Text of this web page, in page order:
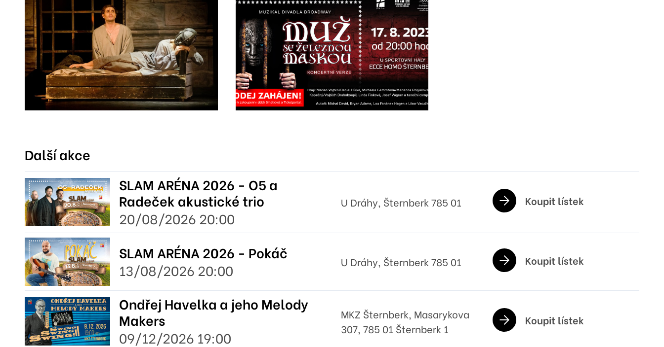
Další akce
SLAM ARÉNA 2026 - O5 a
Radeček akustické trio
20/08/2026 20:00
U Dráhy, Šternberk 785 01 Koupit lístek
SLAM ARÉNA 2026 - Pokáč
13/08/2026 20:00
U Dráhy, Šternberk 785 01 Koupit lístek
Ondřej Havelka a jeho Melody
Makers
09/12/2026 19:00
MKZ Šternberk, Masarykova
307, 785 01 Šternberk 1
Koupit lístek